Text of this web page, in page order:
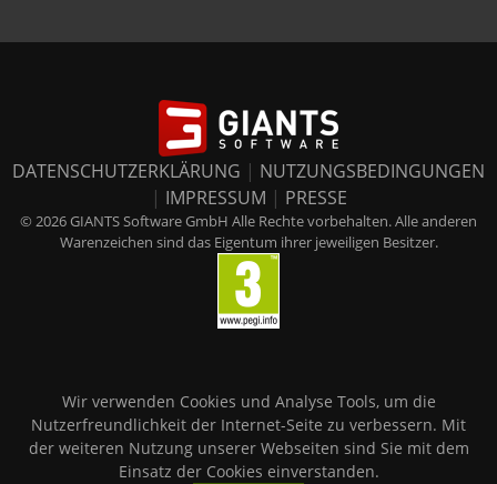
DATENSCHUTZERKLÄRUNG | NUTZUNGSBEDINGUNGEN
| IMPRESSUM | PRESSE
© 2026 GIANTS Software GmbH Alle Rechte vorbehalten. Alle anderen
Warenzeichen sind das Eigentum ihrer jeweiligen Besitzer.
Wir verwenden Cookies und Analyse Tools, um die
Nutzerfreundlichkeit der Internet-Seite zu verbessern. Mit
der weiteren Nutzung unserer Webseiten sind Sie mit dem
Einsatz der Cookies einverstanden.